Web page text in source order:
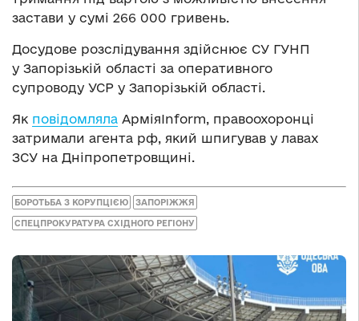
застави у сумі 266 000 гривень.
Досудове розслідування здійснює СУ ГУНП
у Запорізькій області за оперативного
супроводу УСР у Запорізькій області.
Як повідомляла АрміяInform, правоохоронці
затримали агента рф, який шпигував у лавах
ЗСУ на Дніпропетровщині.
БОРОТЬБА З КОРУПЦІЄЮ ЗАПОРІЖЖЯ
СПЕЦПРОКУРАТУРА СХІДНОГО РЕГІОНУ